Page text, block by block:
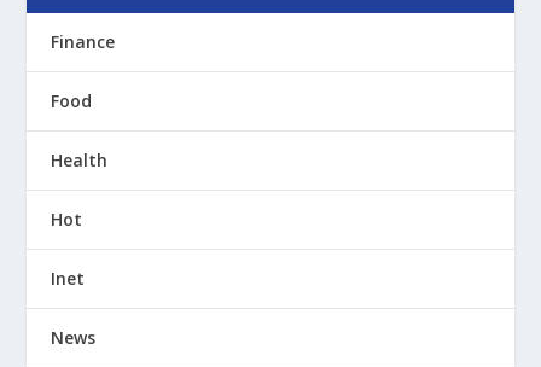
Finance
Food
Health
Hot
Inet
News